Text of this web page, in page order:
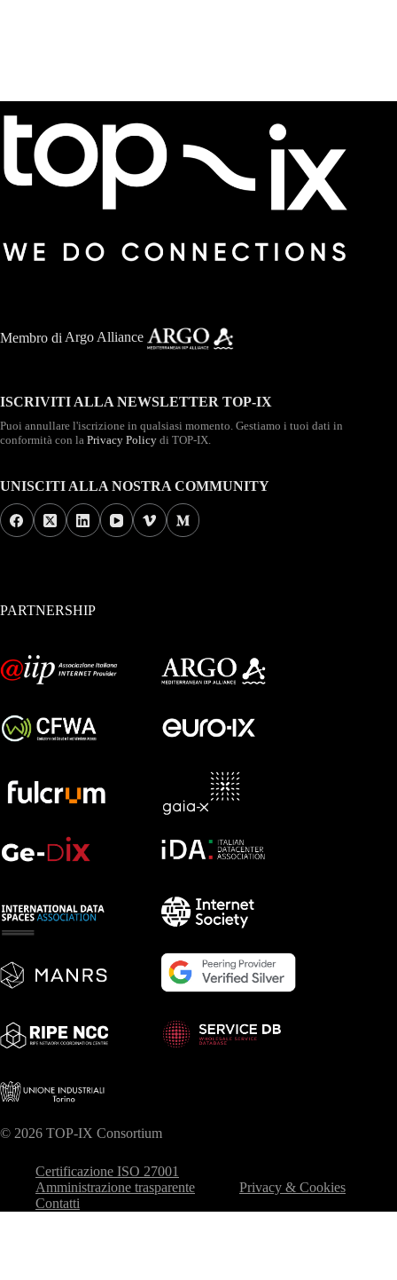
Membro di Argo Alliance
ISCRIVITI ALLA NEWSLETTER TOP-IX
Puoi annullare l'iscrizione in qualsiasi momento. Gestiamo i tuoi dati in
conformità con la Privacy Policy di TOP-IX.
UNISCITI ALLA NOSTRA COMMUNITY
PARTNERSHIP
© 2026 TOP-IX Consortium
Certificazione ISO 27001
Amministrazione trasparente
Privacy & Cookies
Contatti